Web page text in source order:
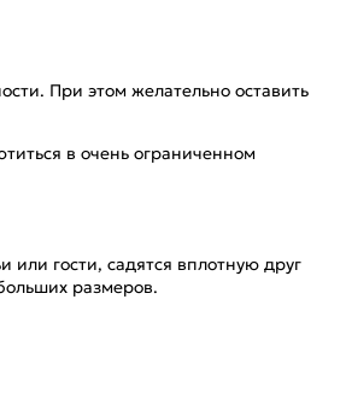
При этом желательно оставить
в очень ограниченном
или гости, садятся вплотную друг
размеров.